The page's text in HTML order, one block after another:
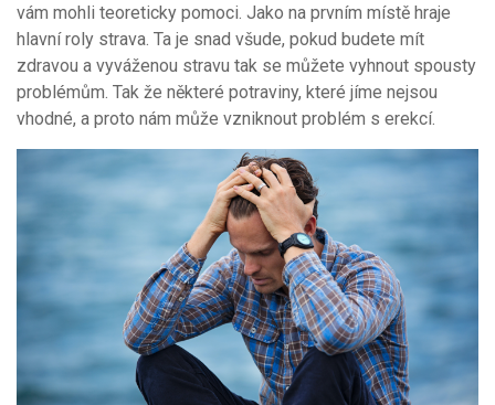
vám mohli teoreticky pomoci. Jako na prvním místě hraje
hlavní roly strava. Ta je snad všude, pokud budete mít
zdravou a vyváženou stravu tak se můžete vyhnout spousty
problémům. Tak že některé potraviny, které jíme nejsou
vhodné, a proto nám může vzniknout problém s erekcí.